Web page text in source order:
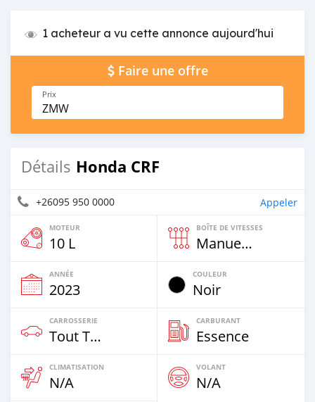
1 acheteur a vu cette annonce aujourd'hui
Faire une offre
Prix
ZMW
Détails Honda CRF
+26095 950 0000 Appeler
MOTEUR
10 L
BOÎTE DE VITESSES
Manuelle
ANNÉE
2023
COULEUR
Noir
CARROSSERIE
Tout Terrain
CARBURANT
Essence
CLIMATISATION
N/A
VOLANT
N/A